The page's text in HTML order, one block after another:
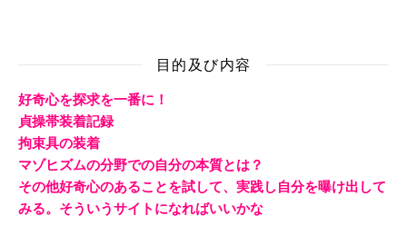
目的及び内容
好奇心を探求を一番に！
貞操帯装着記録
拘束具の装着
マゾヒズムの分野での自分の本質とは？
その他好奇心のあることを試して、実践し自分を曝け出して
みる。そういうサイトになればいいかな